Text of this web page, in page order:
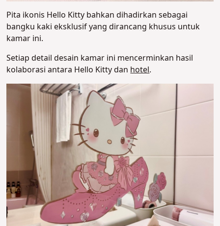
Pita ikonis Hello Kitty bahkan dihadirkan sebagai
bangku kaki eksklusif yang dirancang khusus untuk
kamar ini.
Setiap detail desain kamar ini mencerminkan hasil
kolaborasi antara Hello Kitty dan hotel.